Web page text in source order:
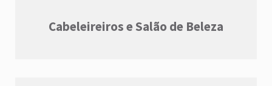
Cabeleireiros e Salão de Beleza